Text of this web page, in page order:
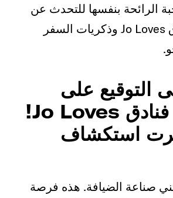
الرائحة بنفسها للتحدث عن
مجموعة فنادق Jo Loves وذكريات السفر
التوقيع على
مجموعة فنادق Jo Loves!
استكشاف
صناعة الضيافة. هذه فرصة